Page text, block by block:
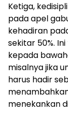
Ketiga,
pada apel
kehadiran
sekitar 50%.
kepada
misalnya jika
harus hadir
menekankan